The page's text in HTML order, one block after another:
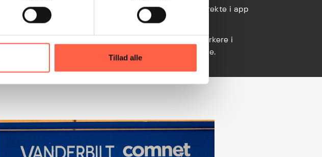
Tillad alle
Se optagelser og live-hændelser direkte i app
eller på computer
Giv adgang til gæster eller håndværkere i
specifikke tidsrum med tilsendt kode.